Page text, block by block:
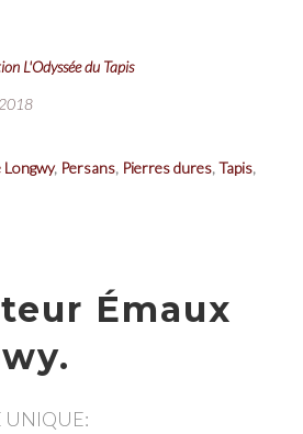
L'Odyssée du Tapis
Longwy, Persans, Pierres dures,Tapis,
Émaux
UNIQUE: